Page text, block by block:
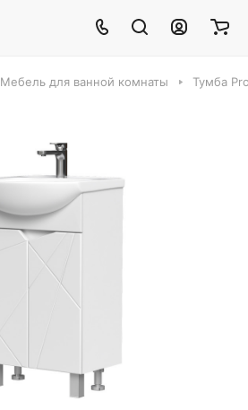
Мебель для ванной комнаты Тумба